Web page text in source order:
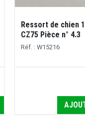
Ressort de chien
CZ75 Pièce n° 4.3
Réf. : W15216